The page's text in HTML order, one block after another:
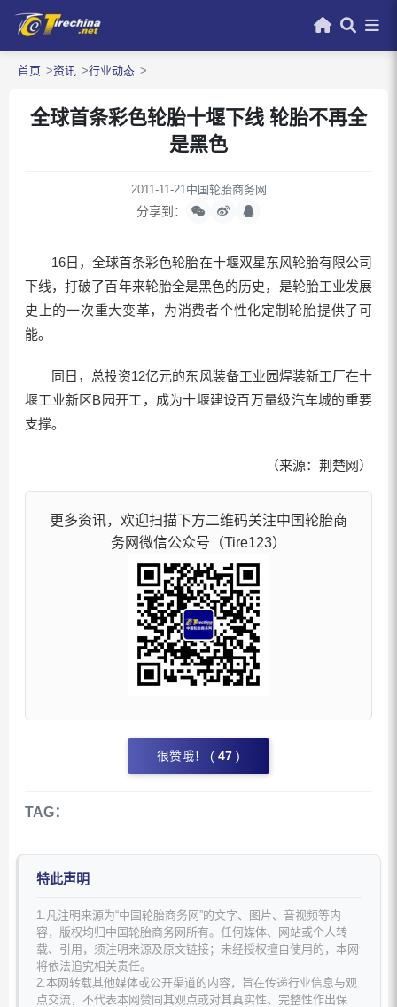
首页 资讯 行业动态
全球首条彩色轮胎十堰下线 轮胎不再全
是黑色
2011-11-21中国轮胎商务网
分享到：
16日，全球首条彩色轮胎在十堰双星东风轮胎有限公司
下线，打破了百年来轮胎全是黑色的历史，是轮胎工业发展
史上的一次重大变革，为消费者个性化定制轮胎提供了可
能。
同日，总投资12亿元的东风装备工业园焊装新工厂在十
堰工业新区B园开工，成为十堰建设百万量级汽车城的重要
支撑。
（来源：荆楚网）
更多资讯，欢迎扫描下方二维码关注中国轮胎商
务网微信公众号（Tire123）
很赞哦！ ( 47 )
TAG：
特此声明
1.凡注明来源为“中国轮胎商务网”的文字、图片、音视频等内
容，版权均归中国轮胎商务网所有。任何媒体、网站或个人转
载、引用，须注明来源及原文链接；未经授权擅自使用的，本网
将依法追究相关责任。
2.本网转载其他媒体或公开渠道的内容，旨在传递行业信息与观
点交流，不代表本网赞同其观点或对其真实性、完整性作出保